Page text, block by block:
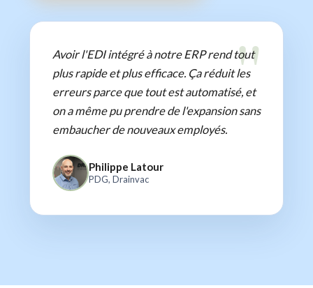
Avoir l'EDI intégré à notre ERP rend tout
plus rapide et plus efficace. Ça réduit les
erreurs parce que tout est automatisé, et
on a même pu prendre de l'expansion sans
embaucher de nouveaux employés.
Philippe Latour
PDG, Drainvac